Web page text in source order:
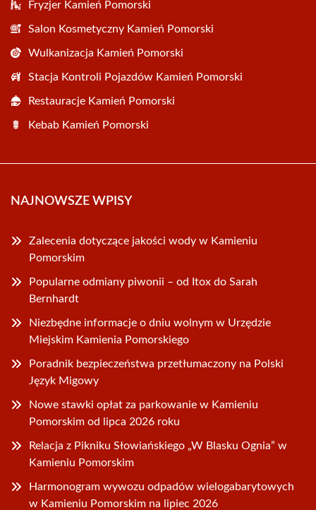
Fryzjer Kamień Pomorski
Salon Kosmetyczny Kamień Pomorski
Wulkanizacja Kamień Pomorski
Stacja Kontroli Pojazdów Kamień Pomorski
Restauracje Kamień Pomorski
Kebab Kamień Pomorski
NAJNOWSZE WPISY
Zalecenia dotyczące jakości wody w Kamieniu
Pomorskim
Popularne odmiany piwonii – od Itox do Sarah
Bernhardt
Niezbędne informacje o dniu wolnym w Urzędzie
Miejskim Kamienia Pomorskiego
Poradnik bezpieczeństwa przetłumaczony na Polski
Język Migowy
Nowe stawki opłat za parkowanie w Kamieniu
Pomorskim od lipca 2026 roku
Relacja z Pikniku Słowiańskiego „W Blasku Ognia” w
Kamieniu Pomorskim
Harmonogram wywozu odpadów wielogabarytowych
w Kamieniu Pomorskim na lipiec 2026